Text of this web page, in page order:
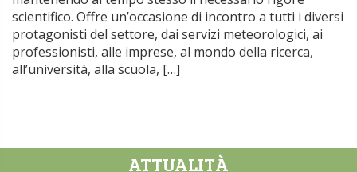
scientifico. Offre un’occasione di incontro a tutti i diversi
protagonisti del settore, dai servizi meteorologici, ai
professionisti, alle imprese, al mondo della ricerca,
all’università, alla scuola, […]
ATTUALITÀ